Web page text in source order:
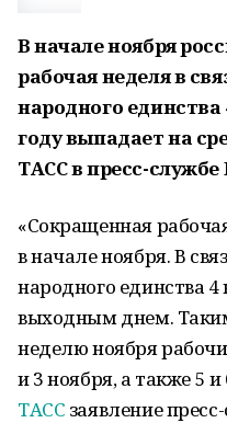
В начале ноября
рабочая неделя в
народного
году выпадает на
ТАСС в пресс-службе
«Сокращенная
в начале ноября. В
народного единства 4
выходным днем.
неделю ноября
и 3 ноября, а также 5
ТАСС заявление